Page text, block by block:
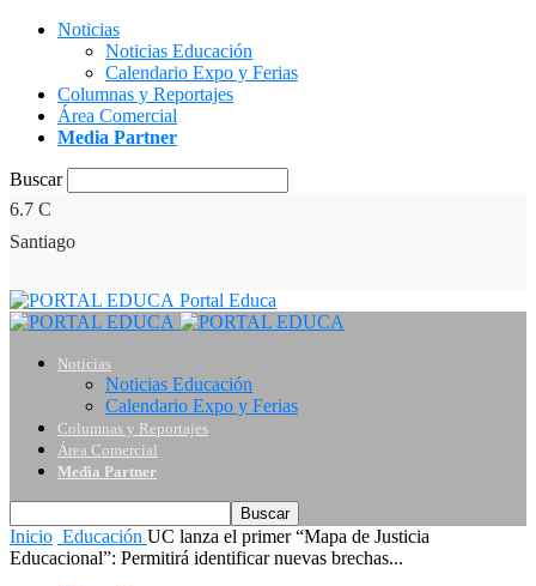
Noticias
Noticias Educación
Calendario Expo y Ferias
Columnas y Reportajes
Área Comercial
Media Partner
Buscar
6.7 C
Santiago
Portal Educa
Noticias
Noticias Educación
Calendario Expo y Ferias
Columnas y Reportajes
Área Comercial
Media Partner
Inicio Educación UC lanza el primer “Mapa de Justicia
Educacional”: Permitirá identificar nuevas brechas...